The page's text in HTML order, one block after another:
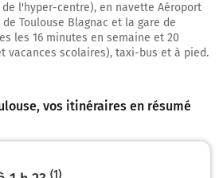
du Maréchal Leclerc
prendre la 2ème sortie sur Boulevard
sur 400 mètres
l'hyper-centre), en navette Aéroport
Toulouse Blagnac et la gare de
les 16 minutes en semaine et 20
vacances scolaires), taxi-bus et à pied.
, vos itinéraires en résumé
(1)